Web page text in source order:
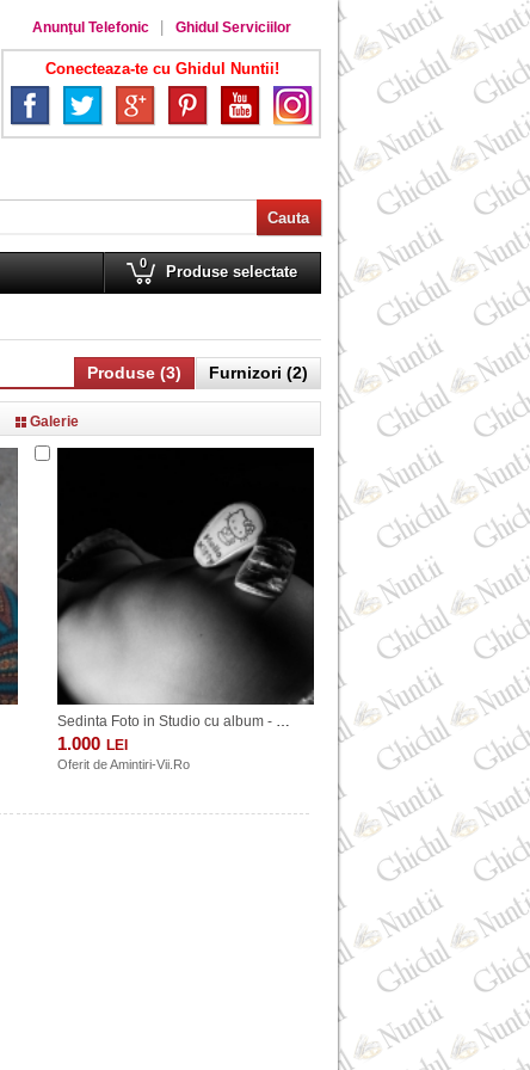
Anunţul Telefonic Ghidul Serviciilor
Conecteaza-te cu Ghidul Nuntii!
0 Produse selectate
Produse (3) Furnizori (2)
Galerie
Sedinta Foto in Studio cu album - 1-3 Ore
1.000 LEI
Oferit deAmintiri-Vii.Ro